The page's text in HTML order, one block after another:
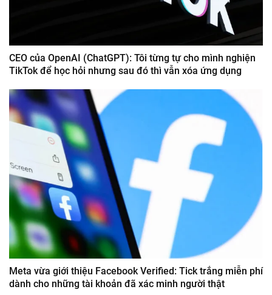
CEO của OpenAI (ChatGPT): Tôi từng tự cho mình nghiện
TikTok để học hỏi nhưng sau đó thì vẫn xóa ứng dụng
Meta vừa giới thiệu Facebook Verified: Tick trắng miễn phí
dành cho những tài khoản đã xác minh người thật